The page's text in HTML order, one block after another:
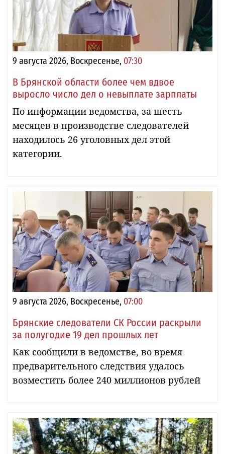
9 августа 2026, Воскресенье, 07:30
В Брянской области более чем вдвое
выросло число дел о невыплате зарплаты
По информации ведомства, за шесть
месяцев в производстве следователей
находилось 26 уголовных дел этой
категории.
9 августа 2026, Воскресенье, 07:00
Брянские следователи СК России раскрыли
за полугодие 19 дел прошлых лет
Как сообщили в ведомстве, во время
предварительного следствия удалось
возместить более 240 миллионов рублей